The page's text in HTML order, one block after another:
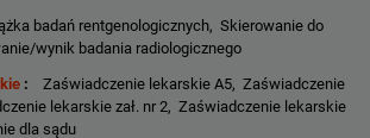
badań rentgenologicznych, Skierowanie do
wynik badania radiologicznego
: Zaświadczenie lekarskie A5, Zaświadczenie
lekarskie zał. nr 2, Zaświadczenie lekarskie
dla sądu